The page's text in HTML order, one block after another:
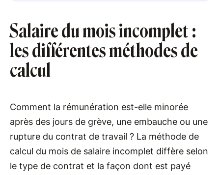
Salaire du mois incomplet :
les différentes méthodes de
calcul
Comment la rémunération est-elle minorée
après des jours de grève, une embauche ou une
rupture du contrat de travail ? La méthode de
calcul du mois de salaire incomplet diffère selon
le type de contrat et la façon dont est payé